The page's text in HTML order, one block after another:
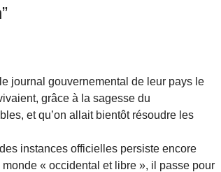
journal gouvernemental de leur pays le
grâce à la sagesse du
et qu’on allait bientôt résoudre les
instances officielles persiste encore
« occidental et libre », il passe pour